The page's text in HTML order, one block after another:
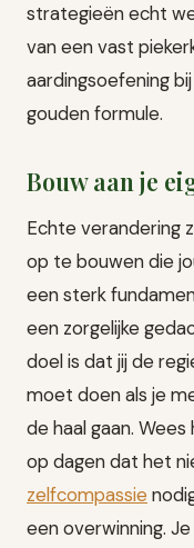
strategieën echt
van een vast
aardingsoefening
gouden formule.
Bouw aan je
Echte verandering
op te bouwen die
een sterk
een zorgelijke
doel is dat jij de
moet doen als je
de haal gaan.
op dagen dat het
zelfcompassie
een overwinning.